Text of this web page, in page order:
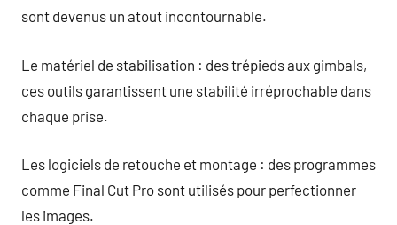
sont devenus un atout incontournable.
Le matériel de stabilisation : des trépieds aux gimbals,
ces outils garantissent une stabilité irréprochable dans
chaque prise.
Les logiciels de retouche et montage : des programmes
comme Final Cut Pro sont utilisés pour perfectionner
les images.